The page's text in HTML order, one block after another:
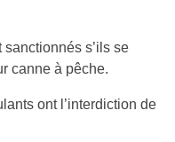
s’ils se
canne à pêche.
ont l’interdiction de